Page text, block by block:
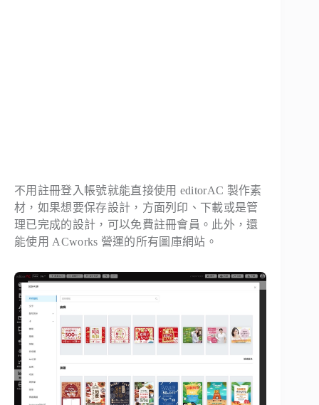
不用註冊登入帳號就能直接使用 editorAC 製作素
材，如果想要保存設計，方面列印、下載或是管
理已完成的設計，可以免費註冊會員。此外，還
能使用 ACworks 營運的所有圖庫網站。